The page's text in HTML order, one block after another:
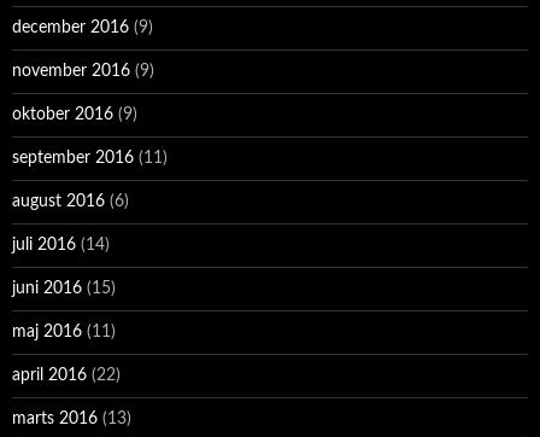
december 2016 (9)
november 2016 (9)
oktober 2016 (9)
september 2016 (11)
august 2016 (6)
juli 2016 (14)
juni 2016 (15)
maj 2016 (11)
april 2016 (22)
marts 2016 (13)